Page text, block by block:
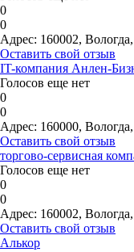
0
0
Адрес: 160002,
Оставить свой отзыв
IT-компания Анлен-
Голосов еще нет
0
0
Адрес: 160000,
Оставить свой отзыв
торгово-сервисная
Голосов еще нет
0
0
Адрес: 160002,
Оставить свой отзыв
Алькор